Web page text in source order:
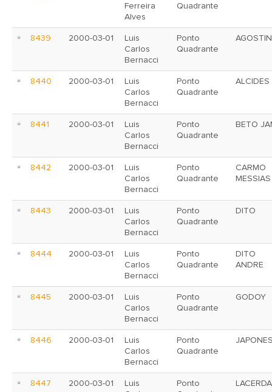
Ferreira
Alves
Quadrante
8439 2000-03-01
Luis
Carlos
Bernacci
Ponto
Quadrante
8440 2000-03-01
Luis
Carlos
Bernacci
Ponto
Quadrante
ALCIDES
8441 2000-03-01
Luis
Carlos
Bernacci
Ponto
Quadrante
BETO
8442 2000-03-01
Luis
Carlos
Bernacci
Ponto
Quadrante
CARMO
MESSIAS
8443 2000-03-01
Luis
Carlos
Bernacci
Ponto
Quadrante
DITO
8444 2000-03-01
Luis
Carlos
Bernacci
Ponto
Quadrante
DITO
ANDRE
8445 2000-03-01
Luis
Carlos
Bernacci
Ponto
Quadrante
GODOY
8446 2000-03-01
Luis
Carlos
Bernacci
Ponto
Quadrante
8447 2000-03-01
Luis
Ponto
LACERDA